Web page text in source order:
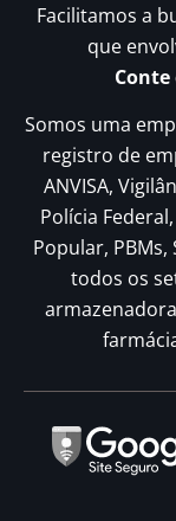
Facilitamos a
que
Conte
Somos uma
registro de
ANVISA,
Polícia
Popular, PBMs,
todos os